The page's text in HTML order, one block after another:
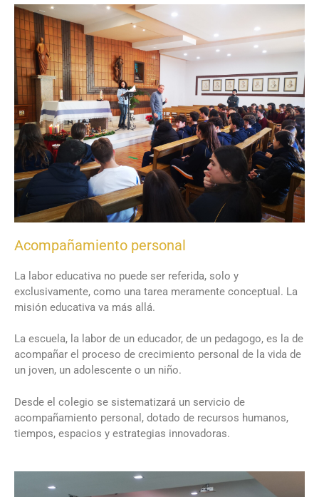
Acompañamiento personal
La labor educativa no puede ser referida, solo y
exclusivamente, como una tarea meramente conceptual. La
misión educativa va más allá.
La escuela, la labor de un educador, de un pedagogo, es la de
acompañar el proceso de crecimiento personal de la vida de
un joven, un adolescente o un niño.
Desde el colegio se sistematizará un servicio de
acompañamiento personal, dotado de recursos humanos,
tiempos, espacios y estrategias innovadoras.